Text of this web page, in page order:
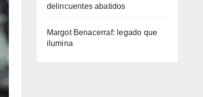
delincuentes abatidos
Margot Benacerraf: legado que
ilumina